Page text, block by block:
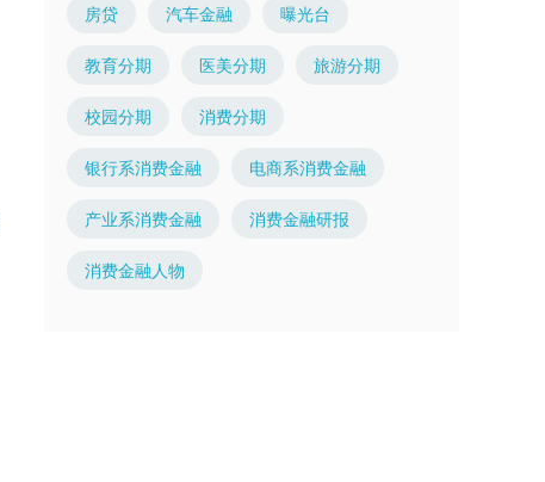
房贷 汽车金融 曝光台
教育分期 医美分期 旅游分期
校园分期 消费分期
银行系消费金融 电商系消费金融
产业系消费金融 消费金融研报
消费金融人物